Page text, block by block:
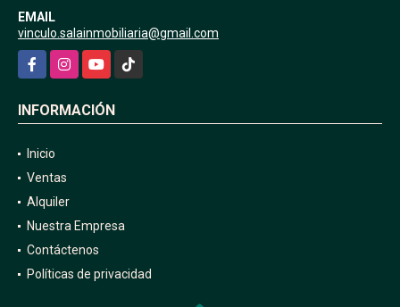
EMAIL
vinculo.salainmobiliaria@gmail.com
FacebookInstagramYouTubeTikTok
INFORMACIÓN
Inicio
Ventas
Alquiler
Nuestra Empresa
Contáctenos
Políticas de privacidad